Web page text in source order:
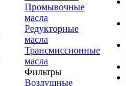
Промывочные
масла
Редукторные
масла
Трансмиссионные
масла
Фильтры
Воздушные